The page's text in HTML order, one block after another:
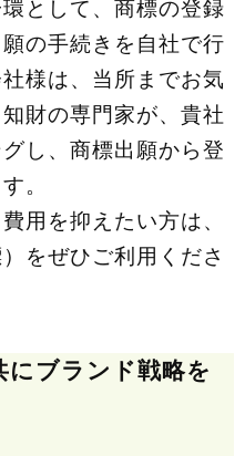
として、商標の登録
の手続きを自社で行
様は、当所までお気
財の専門家が、貴社
し、商標出願から登
。
用を抑えたい方は、
をぜひご利用くださ
ブランド戦略を